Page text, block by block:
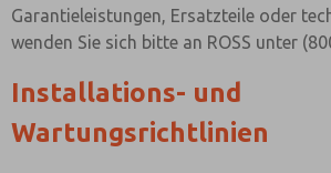
Garantieleistungen, Ersatzteile oder
wenden Sie sich bitte an ROSS unter
Installations- und
Wartungsrichtlinien